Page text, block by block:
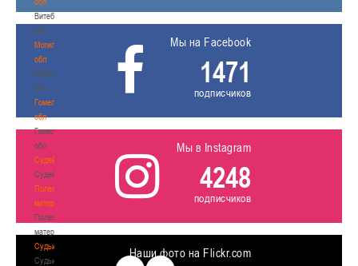
Витебская
обл
Могилевская
обл
Могилевская
обл
Гомельская
обл
Гомельская
обл
Судейство
Судейство
Полезные
материалы
Полезные
материалы
Судьи
Судьи
Мы на Facebook
1471
подписчиков
Мы в Instagram
4248
подписчиков
Наши фото на Flickr.com